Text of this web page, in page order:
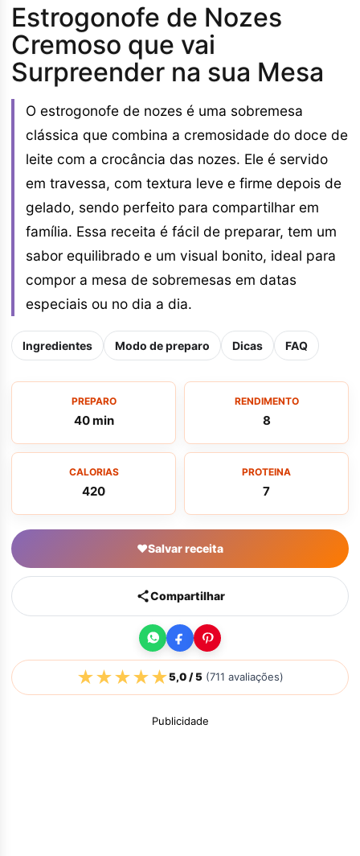
Estrogonofe de Nozes
Cremoso que vai
Surpreender na sua Mesa
O estrogonofe de nozes é uma sobremesa
clássica que combina a cremosidade do doce de
leite com a crocância das nozes. Ele é servido
em travessa, com textura leve e firme depois de
gelado, sendo perfeito para compartilhar em
família. Essa receita é fácil de preparar, tem um
sabor equilibrado e um visual bonito, ideal para
compor a mesa de sobremesas em datas
especiais ou no dia a dia.
Ingredientes Modo de preparo Dicas FAQ
PREPARO
40 min
RENDIMENTO
8
CALORIAS
420
PROTEINA
7
♥Salvar receita
Compartilhar
★★★★★5,0/ 5 (711 avaliações)
Publicidade